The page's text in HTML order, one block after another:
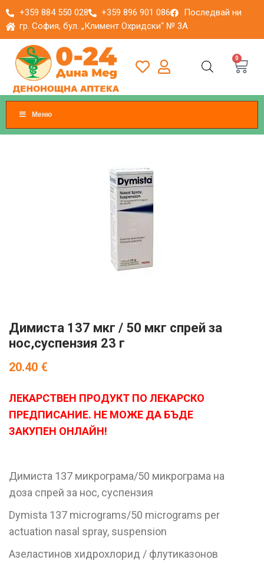
+359 884 550 028 +359 896 901 086
Последвай ни
гр. София, бул. „Климент Охридски“ № 3A
0
Меню
Димиста 137 мкг / 50 мкг спрей за
нос,суспензия 23 г
20.40 €
ЛЕКАРСТВЕН ПРОДУКТ ПО ЛЕКАРСКО
ПРЕДПИСАНИЕ. НЕ МОЖЕ ДА БЪДЕ
ЗАКУПЕН ОНЛАЙН!
Димиста 137 микрограма/50 микрограма на
доза спрей за нос, суспензия
Dymista 137 micrograms/50 micrograms per
actuation nasal spray, suspension
Азеластинов хидрохлорид / флутиказонов